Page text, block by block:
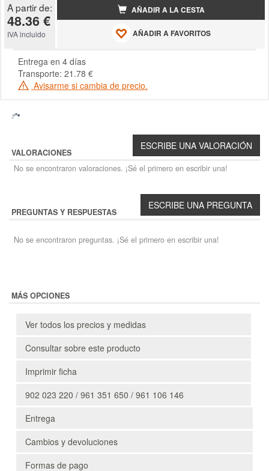
A partir de:
48.36 €
IVA incluido
AÑADIR A LA CESTA
AÑADIR A FAVORITOS
Entrega en 4 días
Transporte: 21.78 €
Avisarme si cambia de precio.
VALORACIONES
No se encontraron valoraciones. ¡Sé el primero en escribir una!
PREGUNTAS Y RESPUESTAS
No se encontraron preguntas. ¡Sé el primero en escribir una!
MÁS OPCIONES
Ver todos los precios y medidas
Consultar sobre este producto
Imprimir ficha
902 023 220 / 961 351 650 / 961 106 146
Entrega
Cambios y devoluciones
Formas de pago